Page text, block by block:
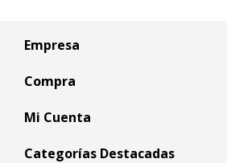
Empresa
Compra
Mi Cuenta
Categorías Destacadas